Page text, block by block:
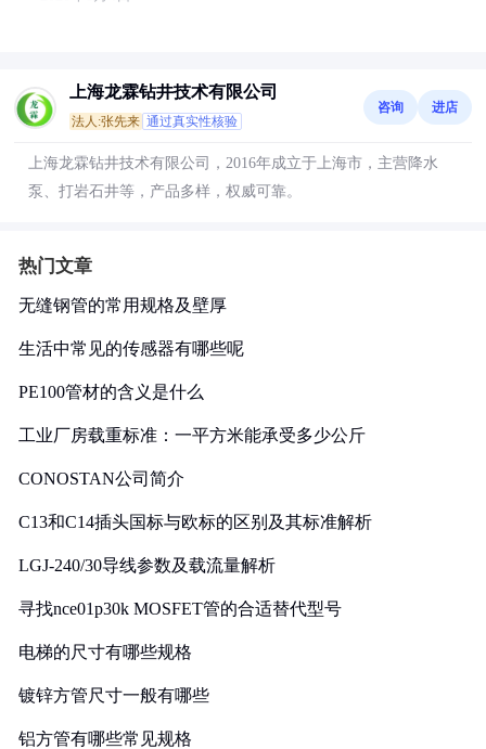
上海龙霖钻井技术有限公司
法人:张先来 通过真实性核验
咨询 进店
上海龙霖钻井技术有限公司，2016年成立于上海市，主营降水
泵、打岩石井等，产品多样，权威可靠。
热门文章
无缝钢管的常用规格及壁厚
生活中常见的传感器有哪些呢
PE100管材的含义是什么
工业厂房载重标准：一平方米能承受多少公斤
CONOSTAN公司简介
C13和C14插头国标与欧标的区别及其标准解析
LGJ-240/30导线参数及载流量解析
寻找nce01p30k MOSFET管的合适替代型号
电梯的尺寸有哪些规格
镀锌方管尺寸一般有哪些
铝方管有哪些常见规格